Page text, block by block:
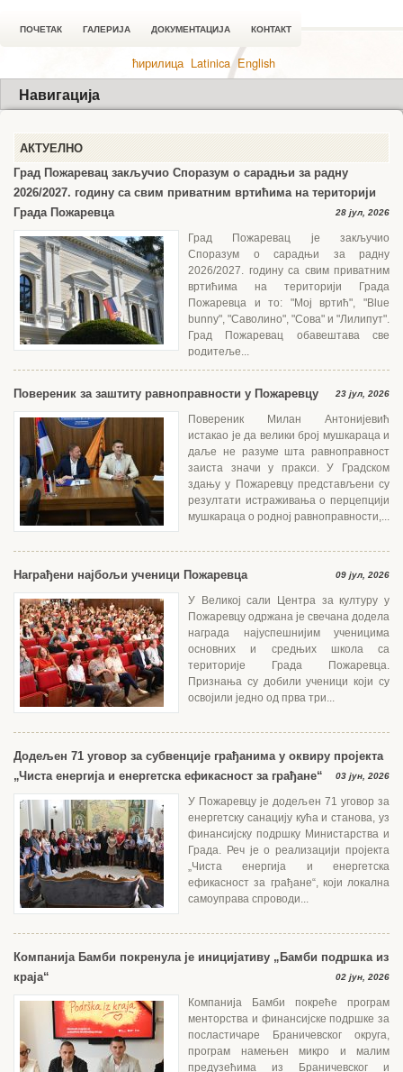
ПОЧЕТАК ГАЛЕРИЈА ДОКУМЕНТАЦИЈА КОНТАКТ
ћирилица Latinica English
Навигација
АКТУЕЛНО
Град Пожаревац закључио Споразум о сарадњи за радну
2026/2027. годину са свим приватним вртићима на територији
Града Пожаревца
28 јул, 2026
Град Пожаревац је закључио
Споразум о сарадњи за радну
2026/2027. годину са свим приватним
вртићима на територији Града
Пожаревца и то: "Мој вртић", "Blue
bunny", "Саволино", "Сова" и "Лилипут".
Град Пожаревац обавештава све
родитеље...
Повереник за заштиту равноправности у Пожаревцу 23 јул, 2026
Повереник Милан Антонијевић
истакао је да велики број мушкараца и
даље не разуме шта равноправност
заиста значи у пракси. У Градском
здању у Пожаревцу представљени су
резултати истраживања о перцепцији
мушкараца о родној равноправности,...
Награђени најбољи ученици Пожаревца 09 јул, 2026
У Великој сали Центра за културу у
Пожаревцу одржана је свечана додела
награда најуспешнијим ученицима
основних и средњих школа са
територије Града Пожаревца.
Признања су добили ученици који су
освојили једно од прва три...
Додељен 71 уговор за субвенције грађанима у оквиру пројекта
„Чиста енергија и енергетска ефикасност за грађане“
03 јун, 2026
У Пожаревцу је додељен 71 уговор за
енергетску санацију кућа и станова, уз
финансијску подршку Министарства и
Града. Реч је о реализацији пројекта
„Чиста енергија и енергетска
ефикасност за грађане“, који локална
самоуправа спроводи...
Компанија Бамби покренула је иницијативу „Бамби подршка из
краја“
02 јун, 2026
Компанија Бамби покреће програм
менторства и финансијске подршке за
посластичаре Браничевског округа,
програм намењен микро и малим
предузећима из Браничевског и